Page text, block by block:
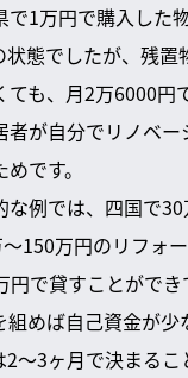
で1万円で購入した
状態でしたが、残置
ても、月2万6000円
者が自分でリノベー
です。
な例では、四国で
150万円のリフォ
円で貸すことができ
組めば自己資金が少
2〜3ヶ月で決まる